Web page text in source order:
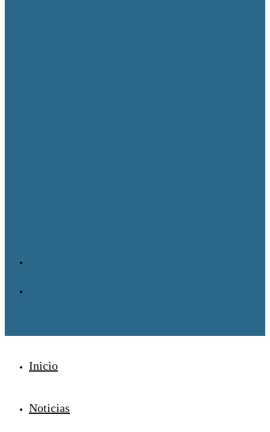
Inicio
Noticias